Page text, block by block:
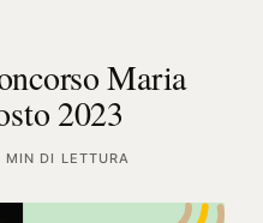
Maria
2023
MIN DI LETTURA